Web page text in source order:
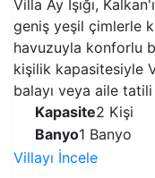
Villa Ay Işığı,
geniş yeşil çimlerle
havuzuyla konforlu
kişilik kapasitesiyle
balayı veya aile
Kapasite2 Kişi
Banyo1 Banyo
Villayı İncele